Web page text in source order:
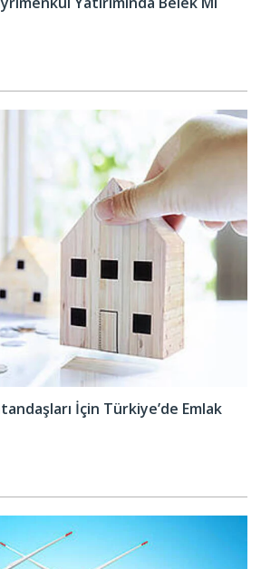
İçin Türkiye’de Emlak